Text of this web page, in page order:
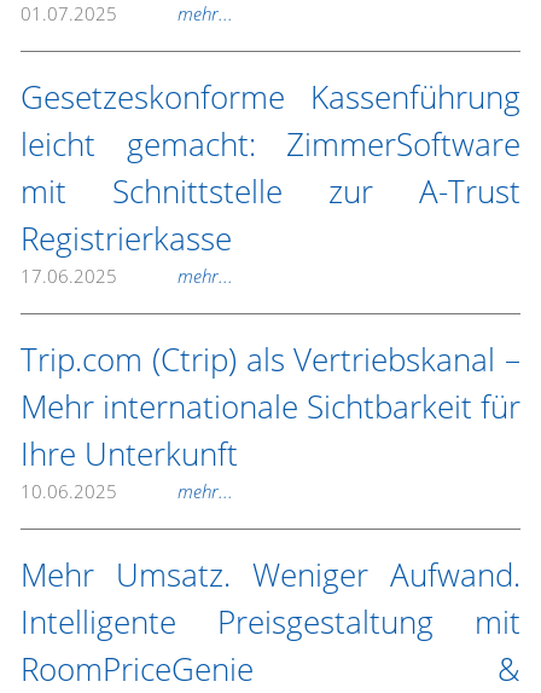
01.07.2025 mehr...
Gesetzeskonforme Kassenführung
leicht gemacht: ZimmerSoftware
mit Schnittstelle zur A-Trust
Registrierkasse
17.06.2025 mehr...
Trip.com (Ctrip) als Vertriebskanal –
Mehr internationale Sichtbarkeit für
Ihre Unterkunft
10.06.2025 mehr...
Mehr Umsatz. Weniger Aufwand.
Intelligente Preisgestaltung mit
RoomPriceGenie &